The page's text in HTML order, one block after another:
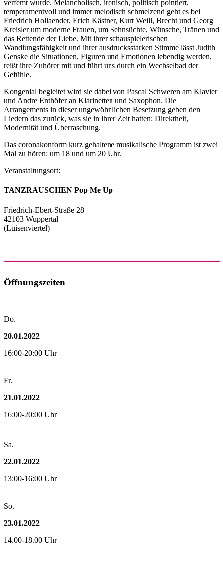
verfemt wurde. Melancholisch, ironisch, politisch pointiert,
temperamentvoll und immer melodisch schmelzend geht es bei
Friedrich Hollaender, Erich Kästner, Kurt Weill, Brecht und Georg
Kreisler um moderne Frauen, um Sehnsüchte, Wünsche, Tränen und
das Rettende der Liebe. Mit ihrer schauspielerischen
Wandlungsfähigkeit und ihrer ausdrucksstarken Stimme lässt Judith
Genske die Situationen, Figuren und Emotionen lebendig werden,
reißt ihre Zuhörer mit und führt uns durch ein Wechselbad der
Gefühle.
Kongenial begleitet wird sie dabei von Pascal Schweren am Klavier
und Andre Enthöfer an Klarinetten und Saxophon. Die
Arrangements in dieser ungewöhnlichen Besetzung geben den
Liedern das zurück, was sie in ihrer Zeit hatten: Direktheit,
Modernität und Überraschung.
Das coronakonform kurz gehaltene musikalische Programm ist zwei
Mal zu hören: um 18 und um 20 Uhr.
Veranstaltungsort:
TANZRAUSCHEN Pop Me Up
Friedrich-Ebert-Straße 28
42103 Wuppertal
(Luisenviertel)
Öffnungszeiten
Do.
20.01.2022
16:00-20:00 Uhr
Fr.
21.01.2022
16:00-20:00 Uhr
Sa.
22.01.2022
13:00-16:00 Uhr
So.
23.01.2022
14.00-18.00 Uhr